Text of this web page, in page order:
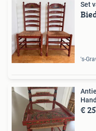
Set
's-
€